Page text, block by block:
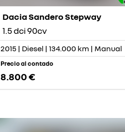
Dacia Sandero Stepway
1.5 dci 90cv
2015 | Diesel | 134.000 km | Manual
Precio al contado
8.800 €